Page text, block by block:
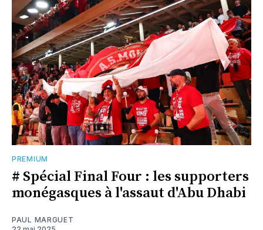
PREMIUM
# Spécial Final Four : les supporters
monégasques à l'assaut d'Abu Dhabi
PAUL MARGUET